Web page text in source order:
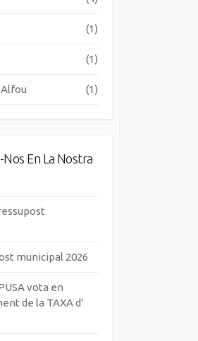
(1)
(1)
Alfou (1)
En La Nostra
municipal 2026
vota en
de la TAXA d’